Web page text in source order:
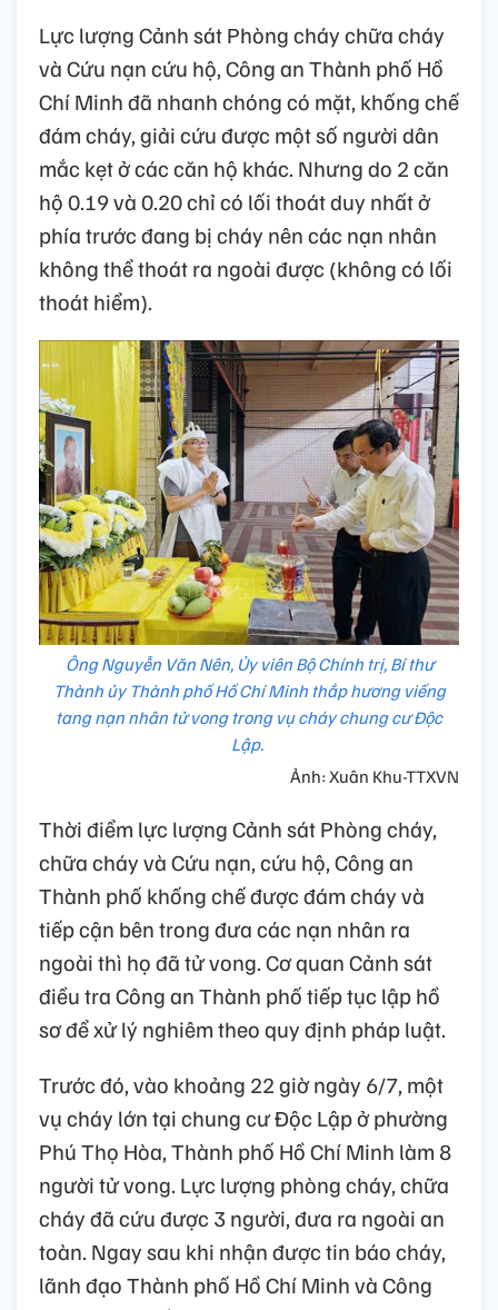
Lực lượng Cảnh sát Phòng cháy chữa cháy
và Cứu nạn cứu hộ, Công an Thành phố Hồ
Chí Minh đã nhanh chóng có mặt, khống chế
đám cháy, giải cứu được một số người dân
mắc kẹt ở các căn hộ khác. Nhưng do 2 căn
hộ 0.19 và 0.20 chỉ có lối thoát duy nhất ở
phía trước đang bị cháy nên các nạn nhân
không thể thoát ra ngoài được (không có lối
thoát hiểm).
Ông Nguyễn Văn Nên, Ủy viên Bộ Chính trị, Bí thư
Thành ủy Thành phố Hồ Chí Minh thắp hương viếng
tang nạn nhân tử vong trong vụ cháy chung cư Độc
Lập.
Ảnh: Xuân Khu-TTXVN
Thời điểm lực lượng Cảnh sát Phòng cháy,
chữa cháy và Cứu nạn, cứu hộ, Công an
Thành phố khống chế được đám cháy và
tiếp cận bên trong đưa các nạn nhân ra
ngoài thì họ đã tử vong. Cơ quan Cảnh sát
điều tra Công an Thành phố tiếp tục lập hồ
sơ để xử lý nghiêm theo quy định pháp luật.
Trước đó, vào khoảng 22 giờ ngày 6/7, một
vụ cháy lớn tại chung cư Độc Lập ở phường
Phú Thọ Hòa, Thành phố Hồ Chí Minh làm 8
người tử vong. Lực lượng phòng cháy, chữa
cháy đã cứu được 3 người, đưa ra ngoài an
toàn. Ngay sau khi nhận được tin báo cháy,
lãnh đạo Thành phố Hồ Chí Minh và Công